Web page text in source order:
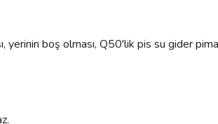
yerinin boş olması, Q50'lik pis su gider